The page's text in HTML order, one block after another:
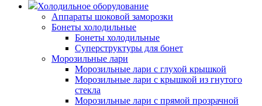
Холодильное оборудование
Аппараты шоковой заморозки
Бонеты холодильные
Бонеты холодильные
Суперструктуры для бонет
Морозильные лари
Морозильные лари с глухой крышкой
Морозильные лари с крышкой из гнутого
стекла
Морозильные лари с прямой прозрачной